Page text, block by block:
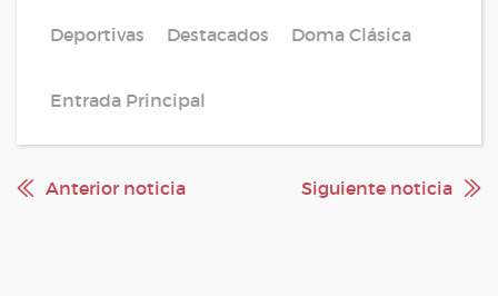
Deportivas Destacados Doma Clásica
Entrada Principal
Anterior noticia Siguiente noticia